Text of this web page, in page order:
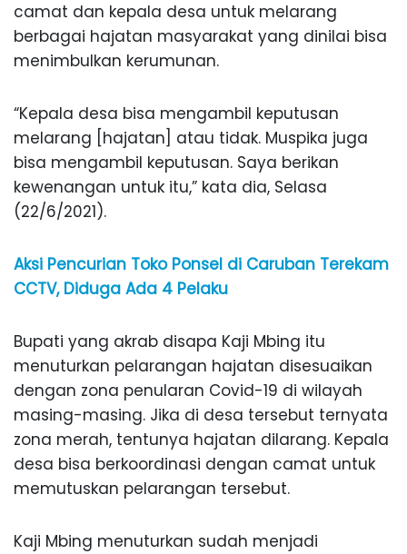
camat dan kepala desa untuk melarang
berbagai hajatan masyarakat yang dinilai bisa
menimbulkan kerumunan.
“Kepala desa bisa mengambil keputusan
melarang [hajatan] atau tidak. Muspika juga
bisa mengambil keputusan. Saya berikan
kewenangan untuk itu,” kata dia, Selasa
(22/6/2021).
Aksi Pencurian Toko Ponsel di Caruban Terekam
CCTV, Diduga Ada 4 Pelaku
Bupati yang akrab disapa Kaji Mbing itu
menuturkan pelarangan hajatan disesuaikan
dengan zona penularan Covid-19 di wilayah
masing-masing. Jika di desa tersebut ternyata
zona merah, tentunya hajatan dilarang. Kepala
desa bisa berkoordinasi dengan camat untuk
memutuskan pelarangan tersebut.
Kaji Mbing menuturkan sudah menjadi